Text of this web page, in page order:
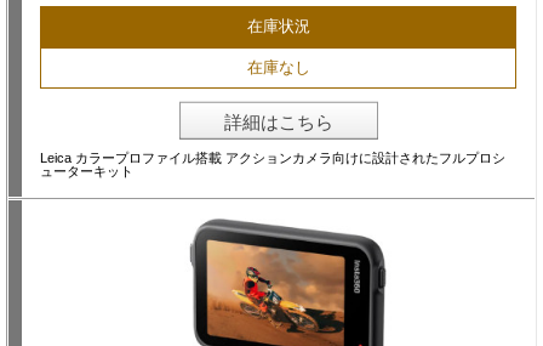
在庫状況
在庫なし
詳細はこちら
Leica カラープロファイル搭載 アクションカメラ向けに設計されたフルプロシ
ューターキット